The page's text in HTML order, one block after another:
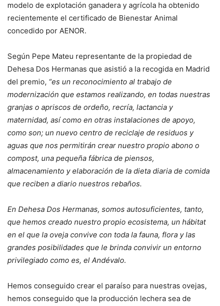
modelo de explotación ganadera y agrícola ha obtenido
recientemente el certificado de Bienestar Animal
concedido por AENOR.
Según Pepe Mateu representante de la propiedad de
Dehesa Dos Hermanas que asistió a la recogida en Madrid
del premio, “es un reconocimiento al trabajo de
modernización que estamos realizando, en todas nuestras
granjas o apriscos de ordeño, recría, lactancia y
maternidad, así como en otras instalaciones de apoyo,
como son; un nuevo centro de reciclaje de residuos y
aguas que nos permitirán crear nuestro propio abono o
compost, una pequeña fábrica de piensos,
almacenamiento y elaboración de la dieta diaria de comida
que reciben a diario nuestros rebaños.
En Dehesa Dos Hermanas, somos autosuficientes, tanto,
que hemos creado nuestro propio ecosistema, un hábitat
en el que la oveja convive con toda la fauna, flora y las
grandes posibilidades que le brinda convivir un entorno
privilegiado como es, el Andévalo.
Hemos conseguido crear el paraíso para nuestras ovejas,
hemos conseguido que la producción lechera sea de